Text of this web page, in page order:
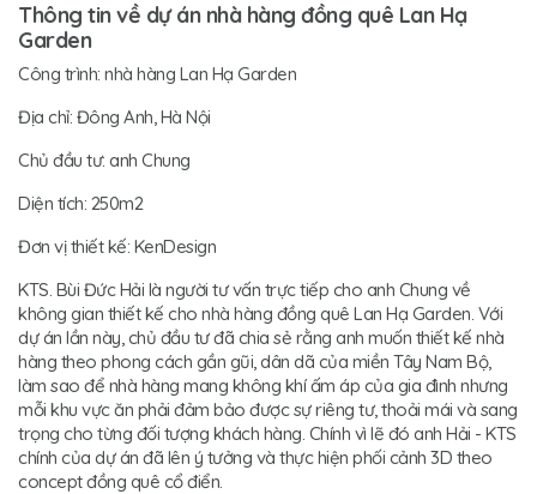
Thông tin về dự án nhà hàng đồng quê Lan Hạ
Garden
Công trình: nhà hàng Lan Hạ Garden
Địa chỉ: Đông Anh, Hà Nội
Chủ đầu tư: anh Chung
Diện tích: 250m2
Đơn vị thiết kế: KenDesign
KTS. Bùi Đức Hải là người tư vấn trực tiếp cho anh Chung về
không gian thiết kế cho nhà hàng đồng quê Lan Hạ Garden. Với
dự án lần này, chủ đầu tư đã chia sẻ rằng anh muốn thiết kế nhà
hàng theo phong cách gần gũi, dân dã của miền Tây Nam Bộ,
làm sao để nhà hàng mang không khí ấm áp của gia đình nhưng
mỗi khu vực ăn phải đảm bảo được sự riêng tư, thoải mái và sang
trọng cho từng đối tượng khách hàng. Chính vì lẽ đó anh Hải - KTS
chính của dự án đã lên ý tưởng và thực hiện phối cảnh 3D theo
concept đồng quê cổ điển.